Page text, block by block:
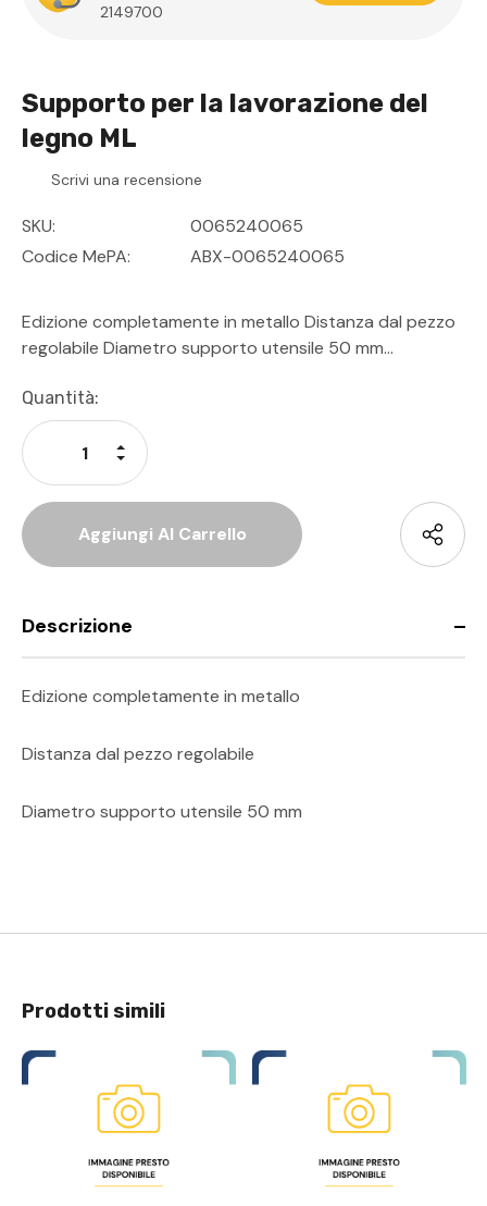
2149700
Supporto per la lavorazione del
legno ML
Scrivi una recensione
SKU:
0065240065
Codice MePA:
ABX-0065240065
Edizione completamente in metallo Distanza dal pezzo
regolabile Diametro supporto utensile 50 mm…
Disponibilità
Attuale:
Quantità:
Diminuisci La Quantità Di Undefined
Aumenta La Quantità Di Undefined
Descrizione
Edizione completamente in metallo
Distanza dal pezzo regolabile
Diametro supporto utensile 50 mm
Prodotti simili